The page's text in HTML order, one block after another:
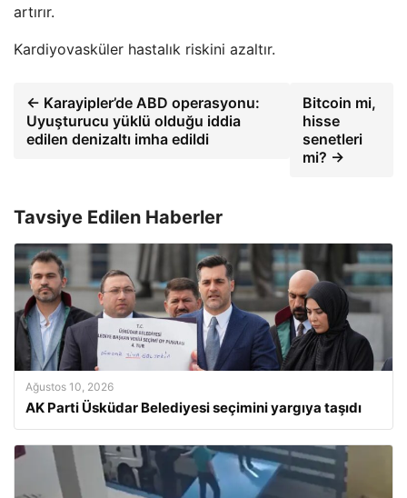
artırır.
Kardiyovasküler hastalık riskini azaltır.
← Karayipler’de ABD operasyonu:
Uyuşturucu yüklü olduğu iddia
edilen denizaltı imha edildi
Bitcoin mi,
hisse
senetleri
mi? →
Tavsiye Edilen Haberler
Ağustos 10, 2026
AK Parti Üsküdar Belediyesi seçimini yargıya taşıdı